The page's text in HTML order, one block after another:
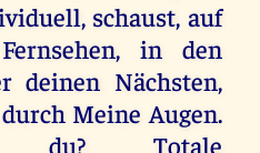
schaust, auf
in den
deinen Nächsten,
Meine Augen.
du? Totale